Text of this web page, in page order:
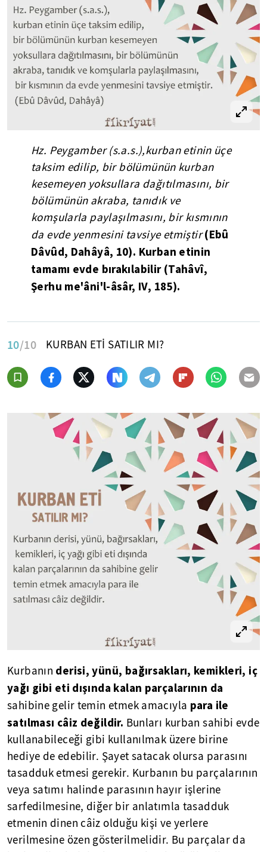
Hz. Peygamber (s.a.s.),kurban etinin üçe
taksim edilip, bir bölümünün kurban
kesemeyen yoksullara dağıtılmasını, bir
bölümünün akraba, tanıdık ve
komşularla paylaşılmasını, bir kısmının
da evde yenmesini tavsiye etmiştir(Ebû
Dâvûd, Dahâyâ, 10). Kurban etinin
tamamı evde bırakılabilir (Tahâvî,
Şerhu me'âni'l-âsâr, IV, 185).
10/10 KURBAN ETİ SATILIR MI?
Kurbanın derisi, yünü, bağırsakları, kemikleri, iç
yağı gibi eti dışında kalan parçalarının da
sahibine gelir temin etmek amacıyla para ile
satılması câiz değildir. Bunları kurban sahibi evde
kullanabileceği gibi kullanılmak üzere birine
hediye de edebilir. Şayet satacak olursa parasını
tasadduk etmesi gerekir. Kurbanın bu parçalarının
veya satımı halinde parasının hayır işlerine
sarfedilmesine, diğer bir anlatımla tasadduk
etmenin dinen câiz olduğu kişi ve yerlere
verilmesine özen gösterilmelidir. Bu parçalar da